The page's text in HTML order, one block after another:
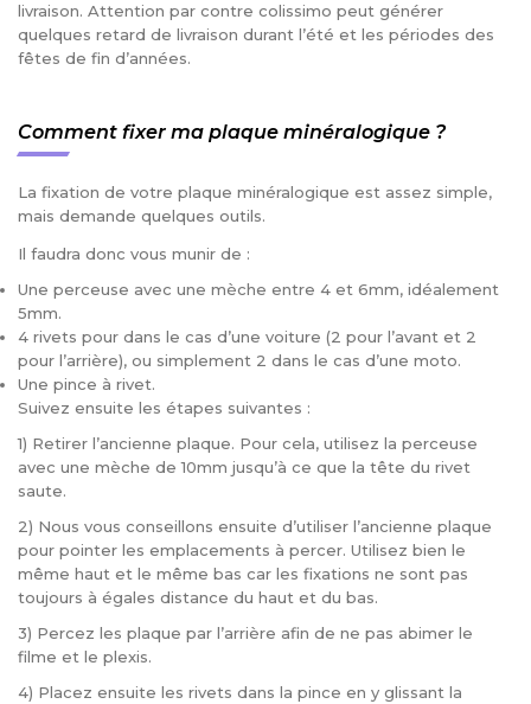
livraison. Attention par contre colissimo peut générer
quelques retard de livraison durant l’été et les périodes des
fêtes de fin d’années.
Comment fixer ma plaque minéralogique ?
La fixation de votre plaque minéralogique est assez simple,
mais demande quelques outils.
Il faudra donc vous munir de :
Une perceuse avec une mèche entre 4 et 6mm, idéalement
5mm.
4 rivets pour dans le cas d’une voiture (2 pour l’avant et 2
pour l’arrière), ou simplement 2 dans le cas d’une moto.
Une pince à rivet.
Suivez ensuite les étapes suivantes :
1) Retirer l’ancienne plaque. Pour cela, utilisez la perceuse
avec une mèche de 10mm jusqu’à ce que la tête du rivet
saute.
2) Nous vous conseillons ensuite d’utiliser l’ancienne plaque
pour pointer les emplacements à percer. Utilisez bien le
même haut et le même bas car les fixations ne sont pas
toujours à égales distance du haut et du bas.
3) Percez les plaque par l’arrière afin de ne pas abimer le
filme et le plexis.
4) Placez ensuite les rivets dans la pince en y glissant la